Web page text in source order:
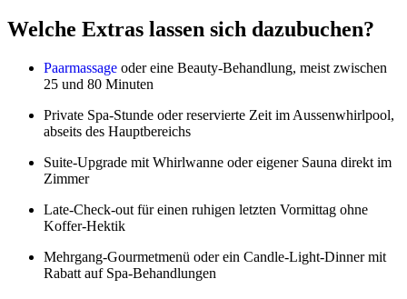
Welche Extras lassen sich dazubuchen?
Paarmassage oder eine Beauty-Behandlung, meist zwischen
25 und 80 Minuten
Private Spa-Stunde oder reservierte Zeit im Aussenwhirlpool,
abseits des Hauptbereichs
Suite-Upgrade mit Whirlwanne oder eigener Sauna direkt im
Zimmer
Late-Check-out für einen ruhigen letzten Vormittag ohne
Koffer-Hektik
Mehrgang-Gourmetmenü oder ein Candle-Light-Dinner mit
Rabatt auf Spa-Behandlungen